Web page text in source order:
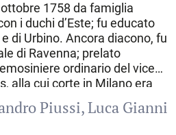
1758 da famiglia
i duchi d’Este; fu educato
di Urbino. Ancora diacono, fu
di Ravenna; prelato
ordinario del viceré
alla cui corte in Milano era
R., nominato
gennaio del 1807, in luogo
Piussi Luca Gianni